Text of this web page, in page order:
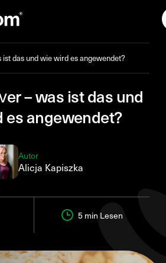
das und wie wird es angewendet?
– was ist das und
es angewendet?
Autor
Alicja Kapiszka
5 min Lesen